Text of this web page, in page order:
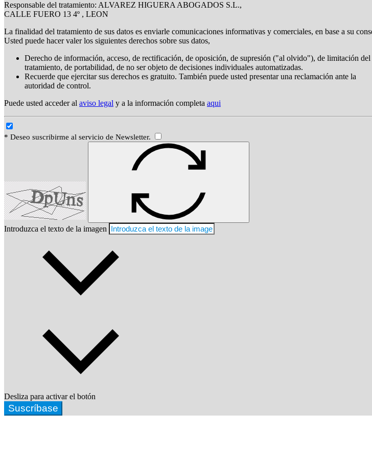
Responsable del tratamiento: ALVAREZ HIGUERA ABOGADOS S.L.,
CALLE FUERO 13 4º , LEON
La finalidad del tratamiento de sus datos es enviarle comunicaciones informativas y comerciales, en base a su
Usted puede hacer valer los siguientes derechos sobre sus datos,
Derecho de información, acceso, de rectificación, de oposición, de supresión ("al olvido"), de limitación del
tratamiento, de portabilidad, de no ser objeto de decisiones individuales automatizadas.
Recuerde que ejercitar sus derechos es gratuito. También puede usted presentar una reclamación ante la
autoridad de control.
Puede usted acceder al aviso legal y a la información completa aqui
* Deseo suscribirme al servicio de Newsletter.
Introduzca el texto de la imagen
Desliza para activar el botón
Suscríbase